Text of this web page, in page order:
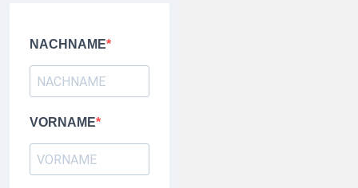
NACHNAME
VORNAME